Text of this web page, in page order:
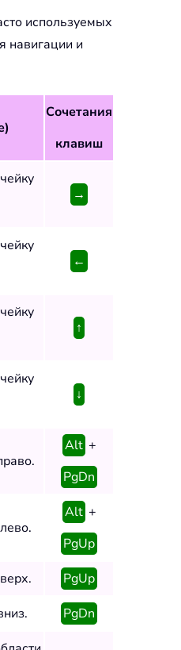
используемых
навигации и
Сочетания
клавиш
→
←
↑
↓
Alt +
PgDn
Alt +
PgUp
PgUp
PgDn